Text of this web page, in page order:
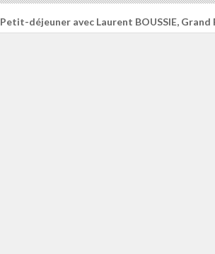
Petit-déjeuner avec Laurent BOUSSIE, Grand